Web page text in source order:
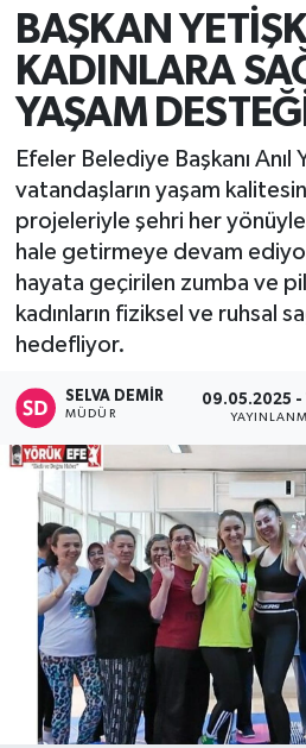
BAŞKAN
KADINLARA
YAŞAM DESTEĞİ
Efeler Belediye Başkanı Anıl
vatandaşların yaşam
projeleriyle şehri her
hale getirmeye devam
hayata geçirilen zumba ve
kadınların fiziksel ve ruhsal
hedefliyor.
SELVA DEMIR
MÜDÜR
09.05.2025 -
Tüm Manşetler
Son Dakika Haberleri
Haber Arşivi